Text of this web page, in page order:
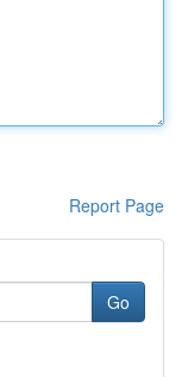
Report Page
Go